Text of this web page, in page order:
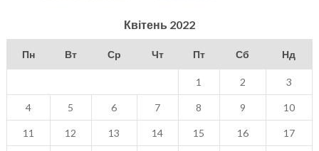
Квітень 2022
Пн Вт Ср Чт Пт Сб Нд
1 2 3
4 5 6 7 8 9 10
11 12 13 14 15 16 17